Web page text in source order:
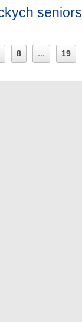
8 ... 19